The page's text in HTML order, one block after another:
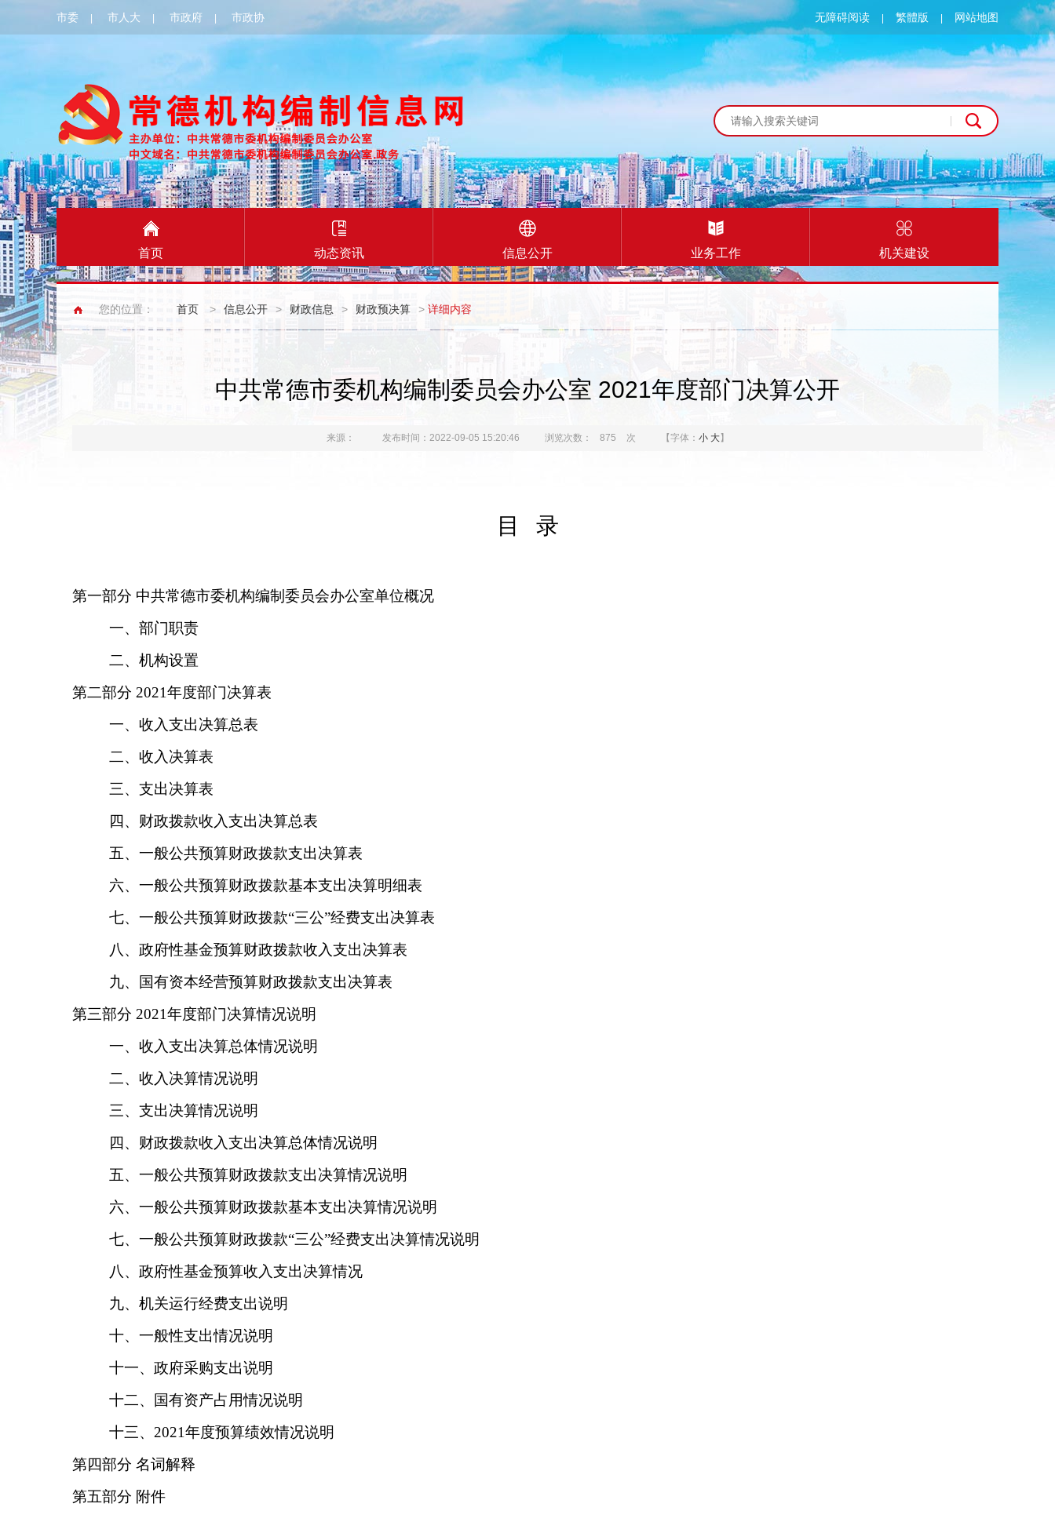
市委 市人大 市政府 市政协 无障碍阅读 繁體版 网站地图
首页 动态资讯 信息公开 业务工作 机关建设
您的位置： 首页 > 信息公开 > 财政信息 > 财政预决算 > 详细内容
中共常德市委机构编制委员会办公室 2021年度部门决算公开
来源： 发布时间：2022-09-05 15:20:46 浏览次数： 875 次 【字体： 小 大】
目 录
第一部分 中共常德市委机构编制委员会办公室单位概况
一、部门职责
二、机构设置
第二部分 2021年度部门决算表
一、收入支出决算总表
二、收入决算表
三、支出决算表
四、财政拨款收入支出决算总表
五、一般公共预算财政拨款支出决算表
六、一般公共预算财政拨款基本支出决算明细表
七、一般公共预算财政拨款“三公”经费支出决算表
八、政府性基金预算财政拨款收入支出决算表
九、国有资本经营预算财政拨款支出决算表
第三部分 2021年度部门决算情况说明
一、收入支出决算总体情况说明
二、收入决算情况说明
三、支出决算情况说明
四、财政拨款收入支出决算总体情况说明
五、一般公共预算财政拨款支出决算情况说明
六、一般公共预算财政拨款基本支出决算情况说明
七、一般公共预算财政拨款“三公”经费支出决算情况说明
八、政府性基金预算收入支出决算情况
九、机关运行经费支出说明
十、一般性支出情况说明
十一、政府采购支出说明
十二、国有资产占用情况说明
十三、 2021年度预算绩效情况说明
第四部分 名词解释
第五部分 附件